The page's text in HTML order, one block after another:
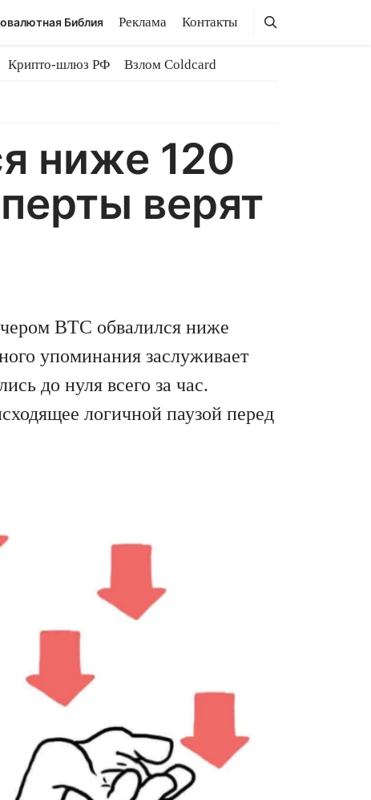
Библия Реклама Контакты Поиск
Поиск
Крипто-шлюз РФ
Взлом Coldcard
ниже 120
верят
BTC обвалился ниже
упоминания заслуживает
до нуля всего за час.
логичной паузой перед